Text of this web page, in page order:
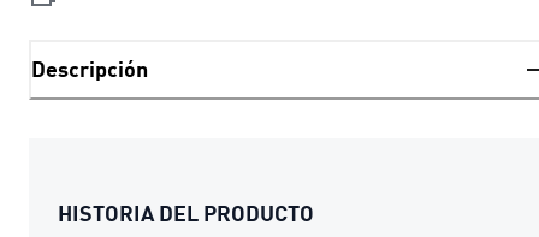
Descripción
HISTORIA DEL PRODUCTO